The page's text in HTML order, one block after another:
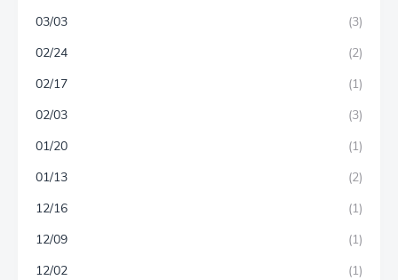
03/03
(3)
02/24
(2)
02/17
(1)
02/03
(3)
01/20
(1)
01/13
(2)
12/16
(1)
12/09
(1)
12/02
(1)